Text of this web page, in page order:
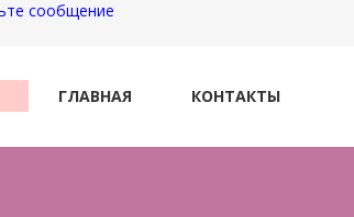
сообщение
ГЛАВНАЯ КОНТАКТЫ